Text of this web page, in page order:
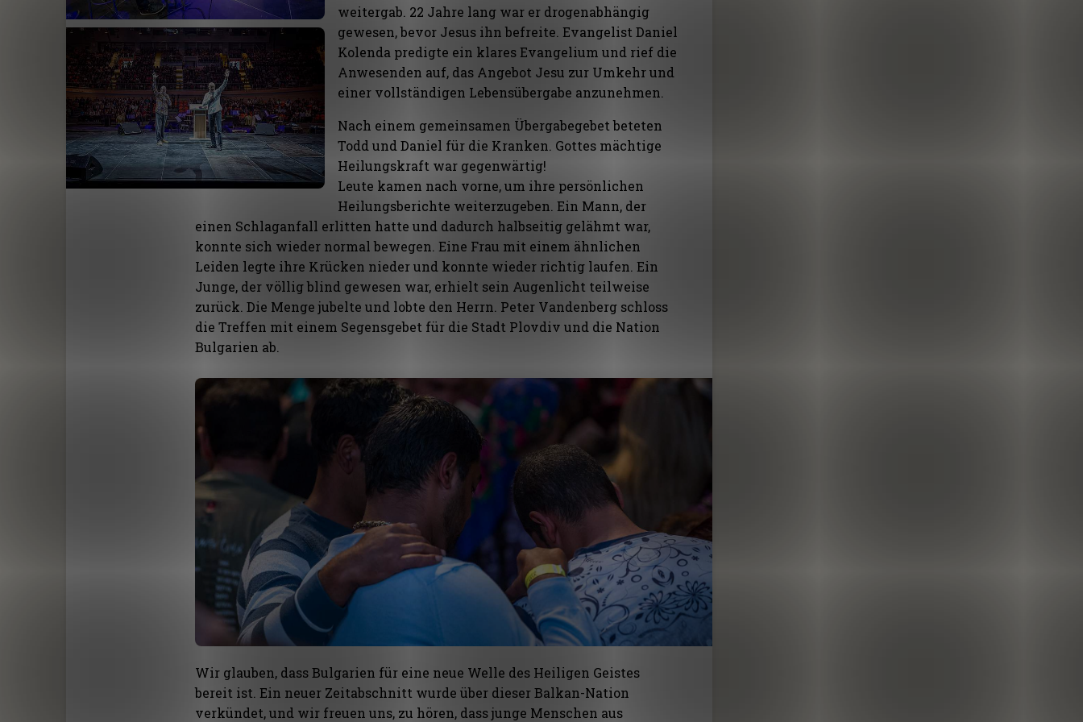
weitergab. 22 Jahre lang war er drogenabhängig
gewesen, bevor Jesus ihn befreite. Evangelist Daniel
Kolenda predigte ein klares Evangelium und rief die
Anwesenden auf, das Angebot Jesu zur Umkehr und
einer vollständigen Lebensübergabe anzunehmen.
Nach einem gemeinsamen Übergabegebet beteten
Todd und Daniel für die Kranken. Gottes mächtige
Heilungskraft war gegenwärtig!
Leute kamen nach vorne, um ihre persönlichen
Heilungsberichte weiterzugeben. Ein Mann, der
einen Schlaganfall erlitten hatte und dadurch halbseitig gelähmt war,
konnte sich wieder normal bewegen. Eine Frau mit einem ähnlichen
Leiden legte ihre Krücken nieder und konnte wieder richtig laufen. Ein
Junge, der völlig blind gewesen war, erhielt sein Augenlicht teilweise
zurück. Die Menge jubelte und lobte den Herrn. Peter Vandenberg schloss
die Treffen mit einem Segensgebet für die Stadt Plovdiv und die Nation
Bulgarien ab.
Wir glauben, dass Bulgarien für eine neue Welle des Heiligen Geistes
bereit ist. Ein neuer Zeitabschnitt wurde über dieser Balkan-Nation
verkündet, und wir freuen uns, zu hören, dass junge Menschen aus